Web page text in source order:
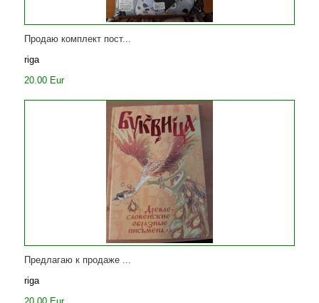
Продаю комплект пост...
riga
20.00 Eur
Предлагаю к продаже ...
riga